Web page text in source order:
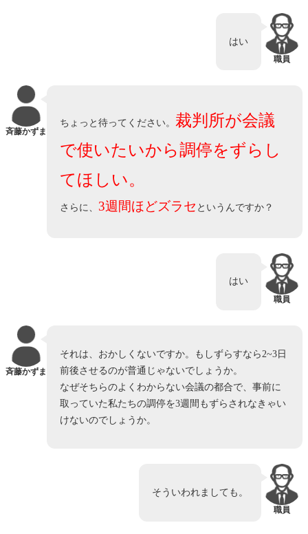
職員
はい
斉藤かずま
ちょっと待ってください。 裁判所が会議
で使いたいから調停をずらし
てほしい。
さらに、 3週間ほどズラセ というんですか？
職員
はい
斉藤かずま
それは、おかしくないですか。もしずらすなら2~3日
前後させるのが普通じゃないでしょうか。
なぜそちらのよくわからない会議の都合で、事前に
取っていた私たちの調停を3週間もずらされなきゃい
けないのでしょうか。
職員
そういわれましても。